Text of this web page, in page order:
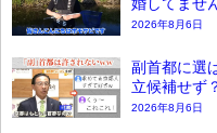
婚してませ
2026年8月6日
副首都に選
立候補せず
2026年8月6日